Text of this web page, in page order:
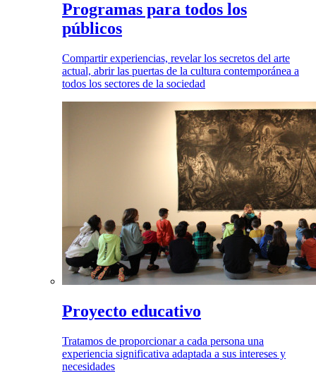
Programas para todos los
públicos
Compartir experiencias, revelar los secretos del arte
actual, abrir las puertas de la cultura contemporánea a
todos los sectores de la sociedad
Proyecto educativo
Tratamos de proporcionar a cada persona una
experiencia significativa adaptada a sus intereses y
necesidades